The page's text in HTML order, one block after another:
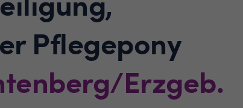
Pflegepony
Erzgeb.